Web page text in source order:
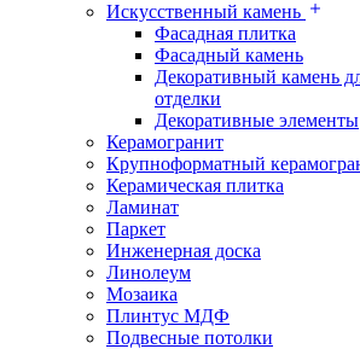
Искусственный камень
Фасадная плитка
Фасадный камень
Декоративный камень
отделки
Декоративные элементы
Керамогранит
Крупноформатный
Керамическая плитка
Ламинат
Паркет
Инженерная доска
Линолеум
Мозаика
Плинтус МДФ
Подвесные потолки